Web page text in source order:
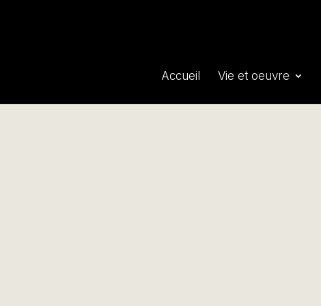
Accueil Vie et oeuvre